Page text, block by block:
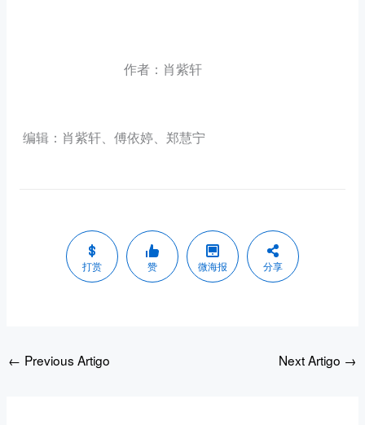
作者：肖紫轩
编辑：肖紫轩、傅依婷、郑慧宁
打赏 赞 微海报 分享
← Previous Artigo Next Artigo →